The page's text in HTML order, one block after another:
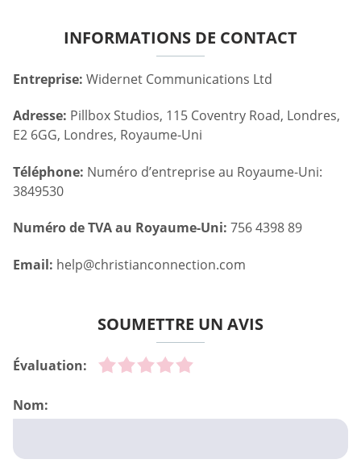
INFORMATIONS DE CONTACT
Entreprise: Widernet Communications Ltd
Adresse: Pillbox Studios, 115 Coventry Road, Londres,
E2 6GG, Londres, Royaume-Uni
Téléphone: Numéro d’entreprise au Royaume-Uni:
3849530
Numéro de TVA au Royaume-Uni: 756 4398 89
Email: help@christianconnection.com
SOUMETTRE UN AVIS
Évaluation:
Nom: